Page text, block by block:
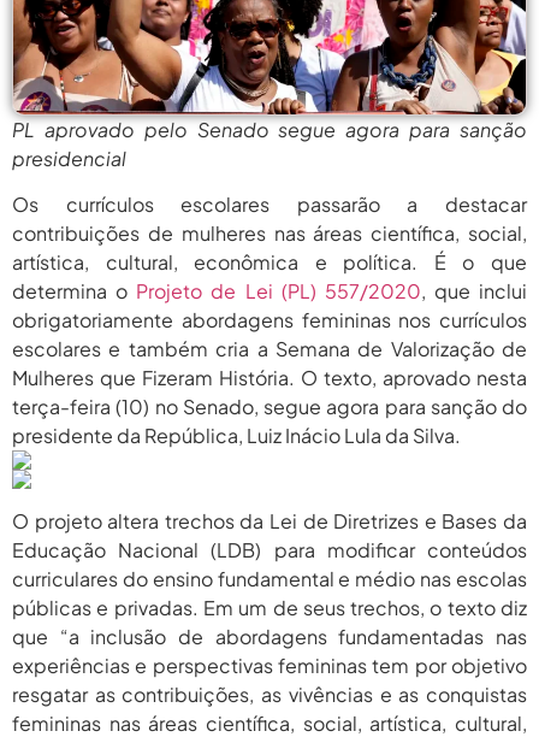
Pais Veem Avanço, Mas Temem
Que Nova Lei...
agosto 5,
2026
Prêmio Mulheres E Ciência Do
CNPq: Terceira Edição...
agosto 5,
2026
Protagonismo Nacional Em Ciência E
Tecnologia Depende De...
agosto
5, 2026
Pais Veem Avanço, Mas Temem
Que Nova Lei...
agosto 5,
2026
Prêmio Mulheres E Ciência Do
CNPq: Terceira Edição...
agosto 5,
2026
Período Eleitoral Para Escolha De
agosto
Protagonismo Nacional Em Ciência E
Tecnologia Depende De...
agosto
5, 2026
Pais Veem Avanço, Mas Temem
Que Nova Lei...
agosto 5,
2026
Prêmio Mulheres E Ciência Do
CNPq: Terceira Edição...
agosto 5,
2026
PL aprovado pelo Senado segue agora para sanção
presidencial
Os currículos escolares passarão a destacar
contribuições de mulheres nas áreas científica, social,
artística, cultural, econômica e política. É o que
determina o Projeto de Lei (PL) 557/2020, que inclui
obrigatoriamente abordagens femininas nos currículos
escolares e também cria a Semana de Valorização de
Mulheres que Fizeram História. O texto, aprovado nesta
terça-feira (10) no Senado, segue agora para sanção do
presidente da República, Luiz Inácio Lula da Silva.
O projeto altera trechos da Lei de Diretrizes e Bases da
Educação Nacional (LDB) para modificar conteúdos
curriculares do ensino fundamental e médio nas escolas
públicas e privadas. Em um de seus trechos, o texto diz
que “a inclusão de abordagens fundamentadas nas
experiências e perspectivas femininas tem por objetivo
resgatar as contribuições, as vivências e as conquistas
femininas nas áreas científica, social, artística, cultural,